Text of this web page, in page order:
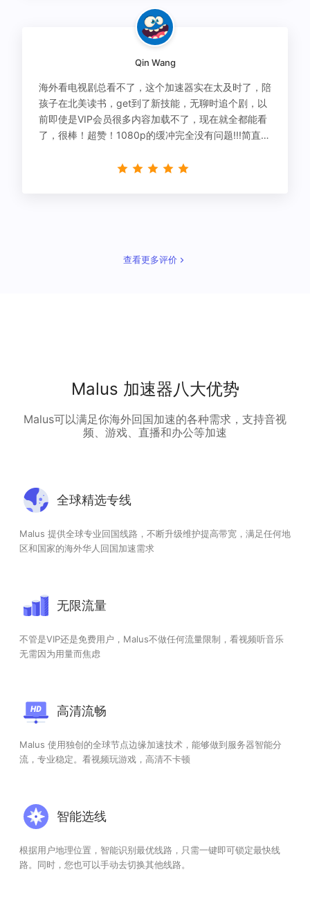
Qin Wang
海外看电视剧总看不了，这个加速器实在太及时了，陪
孩子在北美读书，get到了新技能，无聊时追个剧，以
前即使是VIP会员很多内容加载不了，现在就全都能看
了，很棒！超赞！1080p的缓冲完全没有问题!!!简直救
查看更多评价
Malus 加速器八大优势
Malus可以满足你海外回国加速的各种需求，支持音视
频、游戏、直播和办公等加速
全球精选专线
Malus 提供全球专业回国线路，不断升级维护提高带宽，满足任何地
区和国家的海外华人回国加速需求
无限流量
不管是VIP还是免费用户，Malus不做任何流量限制，看视频听音乐
无需因为用量而焦虑
高清流畅
Malus 使用独创的全球节点边缘加速技术，能够做到服务器智能分
流，专业稳定。看视频玩游戏，高清不卡顿
智能选线
根据用户地理位置，智能识别最优线路，只需一键即可锁定最快线
路。同时，您也可以手动去切换其他线路。